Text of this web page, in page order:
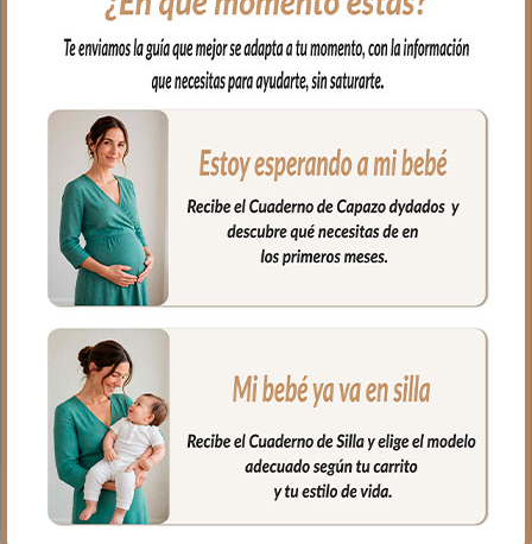
tu bebé y con un aspecto tan bonito que
da gusto abrirlo.
En tejido resistente e impermeable
estampado Provenza Tulipán Azul de 26
x 15 x 10 cm, con interior
cuidadosamente organizado con bolsillos
también es impermeable para limpiar en
segundos.
Coordinado con el bolso, la maleta y el
cambiador de la Colección para un
resultado de conjunto impecable.
Fabricado artesanalmente en España
con materiales de primera calidad.